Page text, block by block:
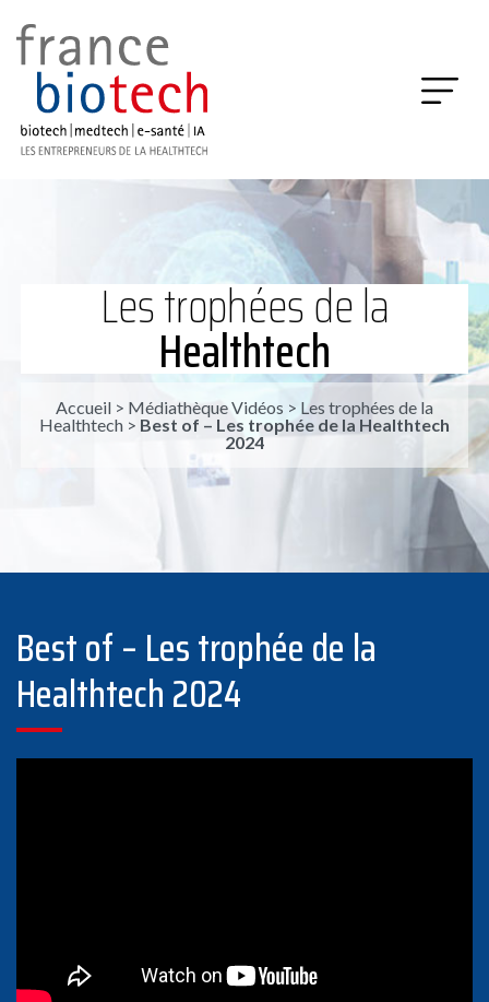
Les trophées de la
Healthtech
Accueil > Médiathèque Vidéos > Les trophées de la
Healthtech > Best of – Les trophée de la Healthtech
2024
Best of – Les trophée de la
Healthtech 2024